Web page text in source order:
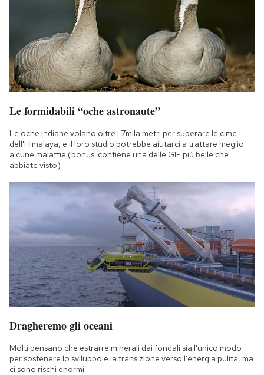
Notifiche mobile
Regala il Post
Hai bisogno di aiuto?
Esci
Le formidabili “oche astronaute”
Le oche indiane volano oltre i 7mila metri per superare le cime
dell'Himalaya, e il loro studio potrebbe aiutarci a trattare meglio
alcune malattie (bonus: contiene una delle GIF più belle che
abbiate visto)
Dragheremo gli oceani
Molti pensano che estrarre minerali dai fondali sia l'unico modo
per sostenere lo sviluppo e la transizione verso l'energia pulita, ma
ci sono rischi enormi